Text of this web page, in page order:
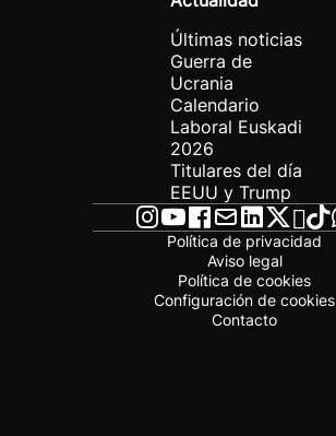
Últimas noticias
Guerra de
Ucrania
Calendario
Laboral Euskadi
2026
Titulares del día
EEUU y Trump
Política de privacidad
Aviso legal
Política de cookies
Configuración de cookies
Contacto